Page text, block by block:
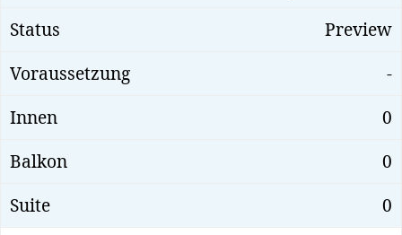
Preview
-
0
0
0